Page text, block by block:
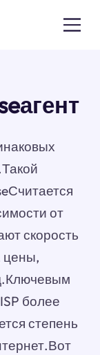
от
скорость
цены,
более
степень